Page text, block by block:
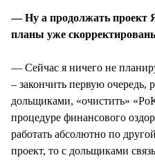
— Ну а продолжать проект
планы уже
— Сейчас я ничего не
– закончить первую очередь,
дольщиками, «очистить»
процедуре финансового
работать абсолютно по
проект, то с дольщиками